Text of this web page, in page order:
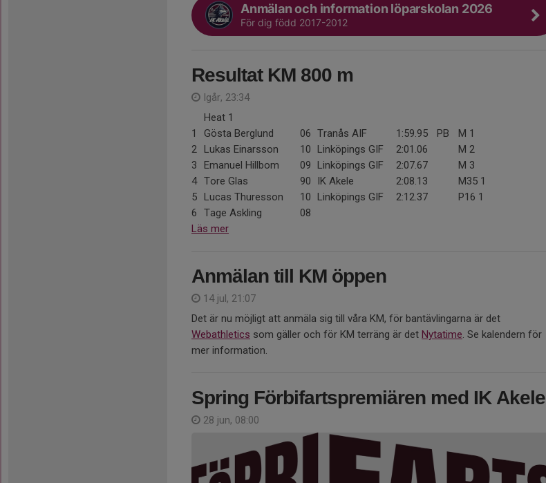
Anmälan och information löparskolan 2026
För dig född 2017-2012
Resultat KM 800 m
Igår, 23:34
Heat 1
1
Gösta Berglund 06 Tranås AIF 1:59.95 PB
M 1
2 Lukas Einarsson 10 Linköpings GIF 2:01.06
M 2
3
Emanuel Hillbom 09 Linköpings GIF 2:07.67
M 3
4 Tore Glas 90 IK Akele 2:08.13
M35 1
5 Lucas Thuresson 10 Linköpings GIF 2:12.37
P16 1
6
Tage Askling
08
Läs mer
Anmälan till KM öppen
14 jul, 21:07
Det är nu möjligt att anmäla sig till våra KM, för bantävlingarna är det
Webathletics som gäller och för KM terräng är det Nytatime. Se kalendern för
mer information.
Spring Förbifartspremiären med IK Akele
28 jun, 08:00